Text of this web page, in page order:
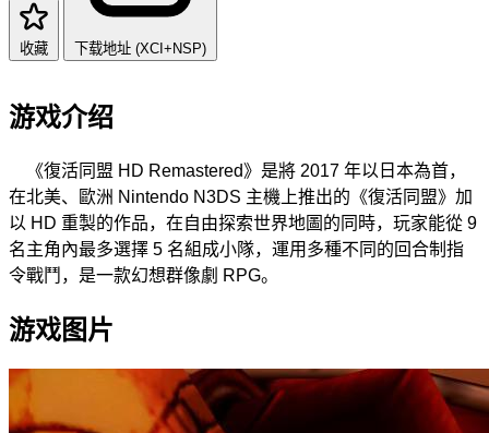
收藏 下载地址 (XCI+NSP)
游戏介绍
《復活同盟 HD Remastered》是將 2017 年以日本為首，
在北美、歐洲 Nintendo N3DS 主機上推出的《復活同盟》加
以 HD 重製的作品，在自由探索世界地圖的同時，玩家能從 9
名主角內最多選擇 5 名組成小隊，運用多種不同的回合制指
令戰鬥，是一款幻想群像劇 RPG。
游戏图片